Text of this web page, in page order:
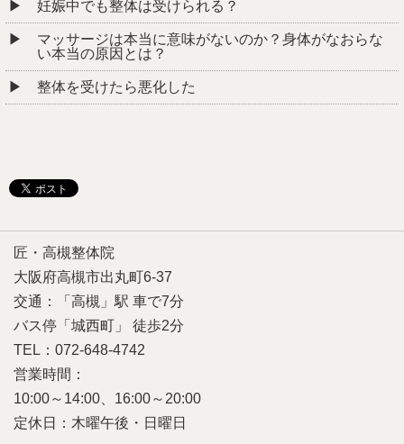
妊娠中でも整体は受けられる？
マッサージは本当に意味がないのか？身体がなおらな
い本当の原因とは？
整体を受けたら悪化した
匠・高槻整体院
大阪府高槻市出丸町6-37
交通：「高槻」駅 車で7分
バス停「城西町」 徒歩2分
TEL：072-648-4742
営業時間：
10:00～14:00、16:00～20:00
定休日：木曜午後・日曜日